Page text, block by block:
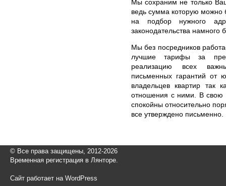
Мы сохраним не только
ведь сумма которую можно
на подбор нужного
законодательства намного
Мы без посредников
лучшие тарифы за
реализацию всех
письменных гарантий от
владельцев квартир так
отношения с ними. В свою
спокойны относительно
все утверждено письменно.
© Все права защищены, 2012-2026
Временная регистрация в Лянторе.
Сайт работает на WordPress